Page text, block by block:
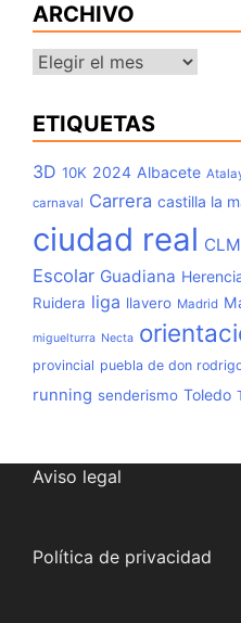
ARCHIVO
Archivo
ETIQUETAS
3D 10K 2024 Albacete
carnaval Carrera castilla la
ciudad real CLM
Escolar Guadiana
Ruidera liga llavero Madrid
miguelturra Necta
provincial puebla de don
running senderismo Toledo
Aviso legal
Política de privacidad